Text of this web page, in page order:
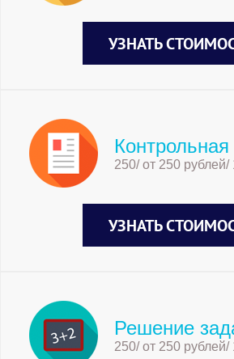
УЗНАТЬ
250/ от 250 рублей/
УЗНАТЬ
Решение
250/ от 250 рублей/